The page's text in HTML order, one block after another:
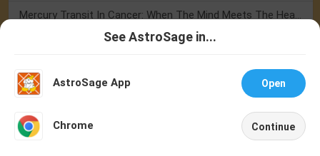
Mercury Transit In Cancer: When The Mind Meets The Heart!
Shravan Somvar Vrat 2026: Dates, Significance & Rituals In August
Weekly Horoscope 3 To 9 August, 2026: List Of Fasts & Festivals
Numerology Weekly Horoscope: 2 August To 8 August, 2026
See AstroSage in...
AstroSage App Open
Chrome Continue
Astrologer
Home Account